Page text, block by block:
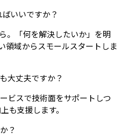
いいですか？
。「何を解決したいか」を明
領域からスモールスタートしま
大丈夫ですか？
ビスで技術面をサポートしつ
も支援します。
？